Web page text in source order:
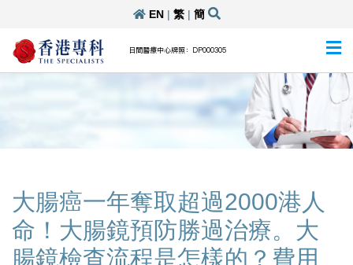
EN| 繁| 簡
日間醫療中心牌照：DP000305
大腸癌一年奪取超過2000港人
命！大腸鏡預防勝過治療。大
腸鏡檢查流程是怎樣的？費用